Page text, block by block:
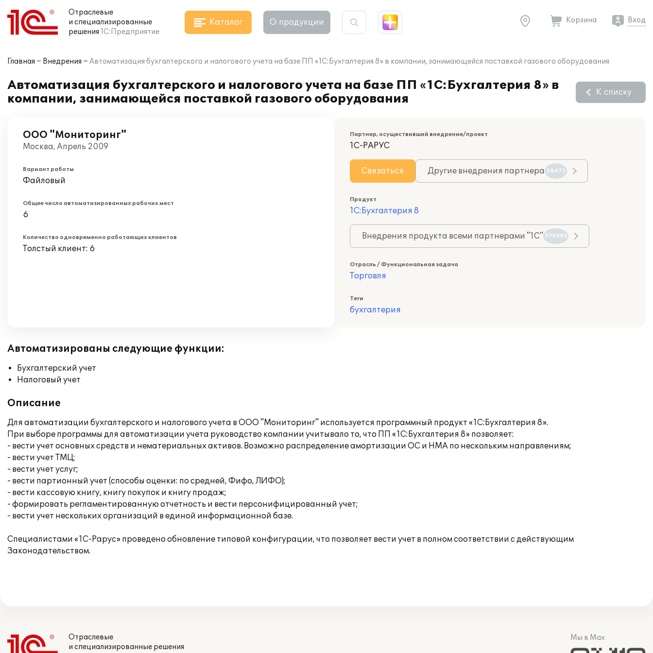
Отраслевые
и специализированные
решения 1С:Предприятие
Каталог О продукции Корзина Вход
Главная Внедрения Автоматизация бухгалтерского и налогового учета на базе ПП «1С:Бухгалтерия 8» в компании, занимающейся поставкой газового оборудования
Автоматизация бухгалтерского и налогового учета на базе ПП «1С:Бухгалтерия 8» в
компании, занимающейся поставкой газового оборудования
К списку
ООО "Мониторинг"
Москва, Апрель 2009
Вариант работы
Файловый
Общее число автоматизированных рабочих мест
6
Количество одновременно работающих клиентов
Толстый клиент: 6
Партнер, осуществивший внедрение/проект
1С-РАРУС
Связаться Другие внедрения партнера 28473
Продукт
1С:Бухгалтерия 8
Внедрения продукта всеми партнерами "1С" 575993
Отрасль / Функциональная задача
Торговля
Теги
бухгалтерия
Автоматизированы следующие функции:
Бухгалтерский учет
Налоговый учет
Описание
Для автоматизации бухгалтерского и налогового учета в ООО "Мониторинг" используется программный продукт «1С:Бухгалтерия 8».
При выборе программы для автоматизации учета руководство компании учитывало то, что ПП «1С:Бухгалтерия 8» позволяет:
- вести учет основных средств и нематериальных активов. Возможно распределение амортизации ОС и НМА по нескольким направлениям;
- вести учет ТМЦ;
- вести учет услуг;
- вести партионный учет (способы оценки: по средней, Фифо, ЛИФО);
- вести кассовую книгу, книгу покупок и книгу продаж;
- формировать регламентированную отчетность и вести персонифицированный учет;
- вести учет нескольких организаций в единой информационной базе.
Специалистами «1С-Рарус» проведено обновление типовой конфигурации, что позволяет вести учет в полном соответствии с действующим
Законодательством.
Отраслевые
и специализированные решения
Мы в Max